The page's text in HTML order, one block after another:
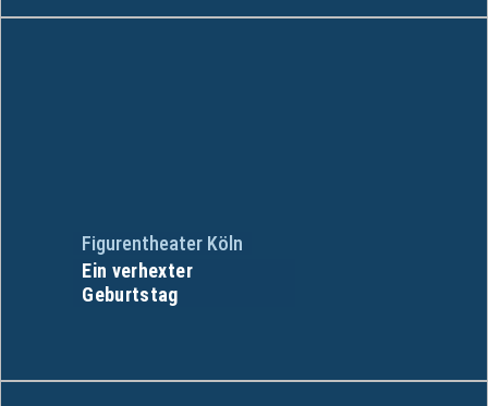
Figurentheater Köln
Ein verhexter
Geburtstag